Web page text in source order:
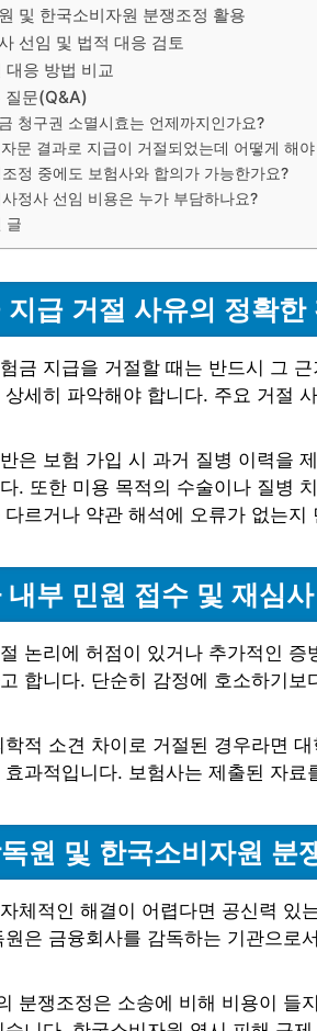
및 한국소비자원 분쟁조정 활용
선임 및 법적 대응 검토
대응 방법 비교
질문(Q&A)
청구권 소멸시효는 언제까지인가요?
문 결과로 지급이 거절되었는데 어떻게 해
정 중에도 보험사와 합의가 가능한가요?
정사 선임 비용은 누가 부담하나요?
글
지급 거절 사유의 정확한
금 지급을 거절할 때는 반드시 그
상세히 파악해야 합니다. 주요 거절
은 보험 가입 시 과거 질병 이력을
. 또한 미용 목적의 수술이나 질병
다르거나 약관 해석에 오류가 없는지
내부 민원 접수 및 재심
논리에 허점이 있거나 추가적인
합니다. 단순히 감정에 호소하기
학적 소견 차이로 거절된 경우라면
효과적입니다. 보험사는 제출된 자
원 및 한국소비자원 분
체적인 해결이 어렵다면 공신력 있
원은 금융회사를 감독하는 기관으로
분쟁조정은 소송에 비해 비용이 들